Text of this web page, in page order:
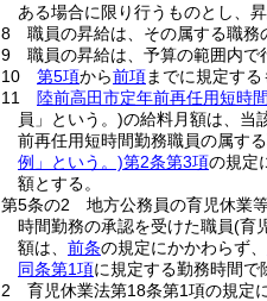
ある場合に限り行うものとし、
8
職員の昇給は、その属する職務
9
職員の昇給は、予算の範囲内で
10
第5項から前項までに規定す
11
陸前高田市定年前再任用短時
員」という。)の給料月額は、当
前再任用短時間勤務職員の属す
例」という。)第2条第3項の規定
額とする。
第5条の2
地方公務員の育児休業
時間勤務の承認を受けた職員(育
額は、 前条の規定にかかわらず、
同条第1項に規定する勤務時間で
2
育児休業法第18条第1項の規定